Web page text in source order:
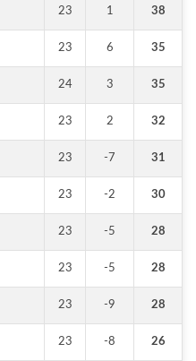
23 1 38
23 6 35
24 3 35
23 2 32
23 -7 31
23 -2 30
23 -5 28
23 -5 28
23 -9 28
23 -8 26